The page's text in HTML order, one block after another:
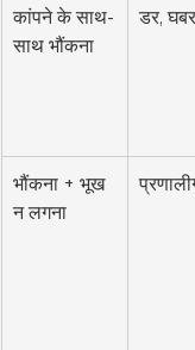
कांपने के साथ-
साथ भौंकना
डर,
भौंकना + भूख
न लगना